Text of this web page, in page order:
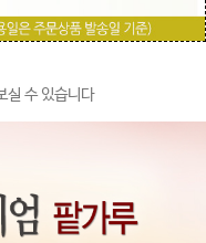
실 수 있습니다